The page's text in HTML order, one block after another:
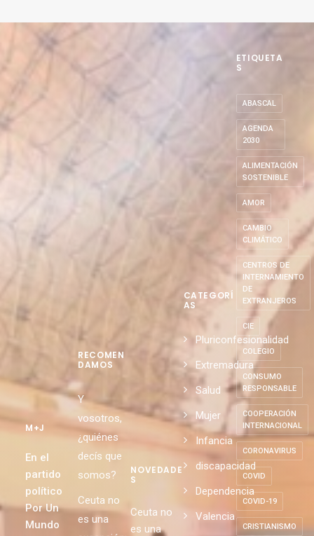
M+J
En el
partido
político
Por Un
Mundo
RECOMEN
DAMOS
Y
vosotros,
¿quiénes
decís que
somos?
Ceuta no
es una
NOVEDADE
S
Ceuta no
es una
CATEGORÍ
AS
Pluriconfesionalidad
Extremadura
Salud
Mujer
Infancia
discapacidad
Dependencia
Valencia
ETIQUETA
S
ABASCAL
AGENDA
2030
ALIMENTACIÓN
SOSTENIBLE
AMOR
CAMBIO
CLIMÁTICO
CENTROS DE
INTERNAMIENTO
DE
EXTRANJEROS
CIE
COLEGIO
CONSUMO
RESPONSABLE
COOPERACIÓN
INTERNACIONAL
CORONAVIRUS
COVID
COVID-19
CRISTIANISMO